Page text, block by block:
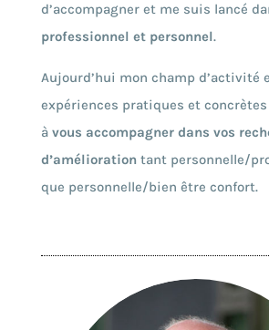
d’accompagner et me suis lancé
professionnel et personnel.
Aujourd’hui mon champ d’activité
expériences pratiques et
à vous accompagner dans vos
d’améliorationtant personnelle/
que personnelle/bien être confort.